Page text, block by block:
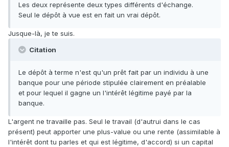
Les deux représente deux types différents d'échange.
Seul le dépôt à vue est en fait un vrai dépôt.
Jusque-là, je te suis.
Citation
Le dépôt à terme n'est qu'un prêt fait par un individu à une
banque pour une période stipulée clairement en préalable
et pour lequel il gagne un l'intérêt légitime payé par la
banque.
L'argent ne travaille pas. Seul le travail (d'autrui dans le cas
présent) peut apporter une plus-value ou une rente (assimilable à
l'intérêt dont tu parles et qui est légitime, d'accord) si un capital